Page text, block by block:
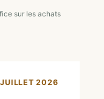
sur les achats
JUILLET 2026